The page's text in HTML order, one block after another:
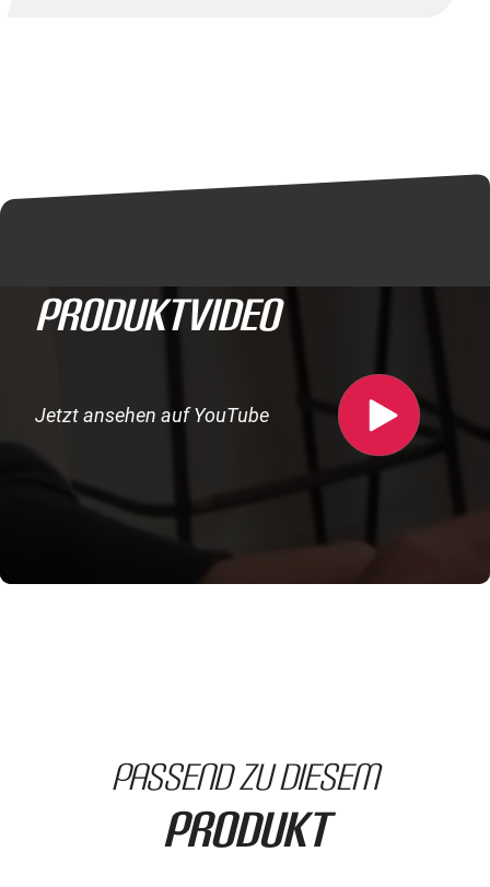
ProduktVideo
Jetzt ansehen auf YouTube
passend zu diesem
Produkt